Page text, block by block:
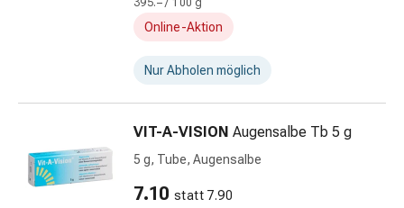
Fixierpflaster
Gazebinden
Pflaster
Zubehör
Netz-
395.– / 100 g
Online-Aktion
Nur Abholen möglich
VIT-A-VISION Augensalbe Tb 5 g
5 g, Tube, Augensalbe
7.10 statt 7.90